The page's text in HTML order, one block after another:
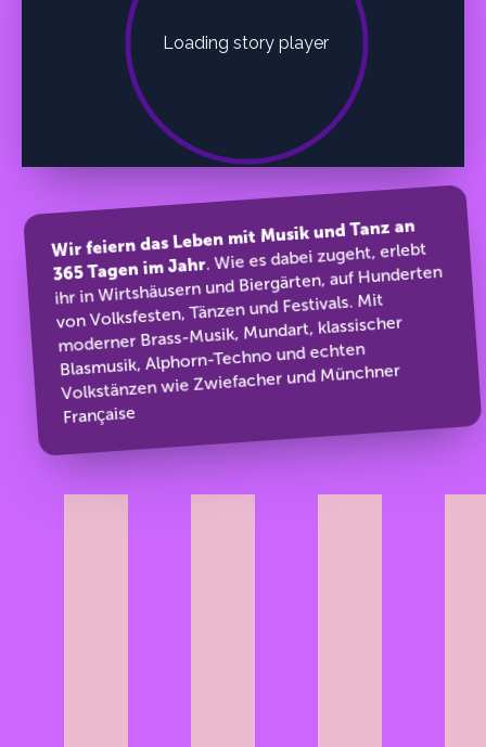
Wir feiern das Leben mit Musik und Tanz an
365 Tagen im Jahr. Wie es dabei zugeht, erlebt
ihr in Wirtshäusern und Biergärten, auf Hunderten
von Volksfesten, Tänzen und Festivals. Mit
moderner Brass-Musik, Mundart, klassischer
Blasmusik, Alphorn-Techno und echten
Volkstänzen wie Zwiefacher und Münchner
Française